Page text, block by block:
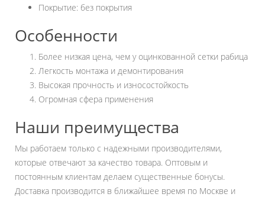
Покрытие: без покрытия
Особенности
Более низкая цена, чем у оцинкованной сетки рабица
Легкость монтажа и демонтирования
Высокая прочность и износостойкость
Огромная сфера применения
Наши преимущества
Мы работаем только с надежными производителями,
которые отвечают за качество товара. Оптовым и
постоянным клиентам делаем существенные бонусы.
Доставка производится в ближайшее время по Москве и